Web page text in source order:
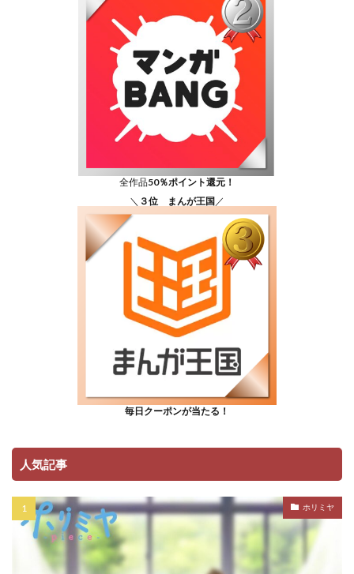
全作品50％ポイント還元！
＼ ３位 まんが王国 ／
毎日クーポンが当たる！
人気記事
ホリミヤ